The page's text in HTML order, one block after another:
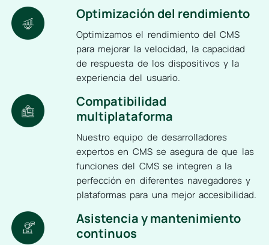
Optimización del rendimiento
Optimizamos el rendimiento del CMS
para mejorar la velocidad, la capacidad
de respuesta de los dispositivos y la
experiencia del usuario.
Compatibilidad
multiplataforma
Nuestro equipo de desarrolladores
expertos en CMS se asegura de que las
funciones del CMS se integren a la
perfección en diferentes navegadores y
plataformas para una mejor accesibilidad.
Asistencia y mantenimiento
continuos